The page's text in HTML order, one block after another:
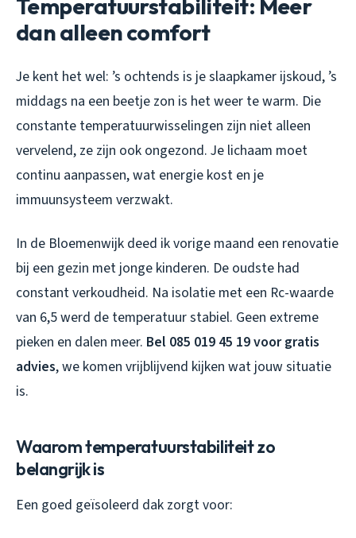
Temperatuurstabiliteit: Meer
dan alleen comfort
Je kent het wel: ’s ochtends is je slaapkamer ijskoud, ’s
middags na een beetje zon is het weer te warm. Die
constante temperatuurwisselingen zijn niet alleen
vervelend, ze zijn ook ongezond. Je lichaam moet
continu aanpassen, wat energie kost en je
immuunsysteem verzwakt.
In de Bloemenwijk deed ik vorige maand een renovatie
bij een gezin met jonge kinderen. De oudste had
constant verkoudheid. Na isolatie met een Rc-waarde
van 6,5 werd de temperatuur stabiel. Geen extreme
pieken en dalen meer. Bel 085 019 45 19 voor gratis
advies, we komen vrijblijvend kijken wat jouw situatie
is.
Waarom temperatuurstabiliteit zo
belangrijk is
Een goed geïsoleerd dak zorgt voor: